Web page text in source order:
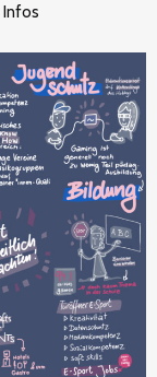
Infos